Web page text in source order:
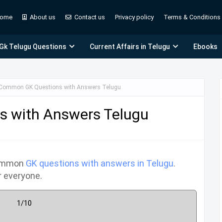
About us Contact us Privacy policy Terms & Conditions
Telugu Questions Current Affairs in Telugu Ebooks
GK Questions with Answers Telugu
with Answers Telugu
GK questions with answers in Telugu.
1/10